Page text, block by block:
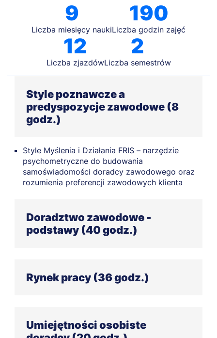
9
Liczba miesięcy nauki
190
Liczba godzin zajęć
12
Liczba zjazdów
2
Liczba semestrów
Style poznawcze a
predyspozycje zawodowe (8
godz.)
Style Myślenia i Działania FRIS – narzędzie
psychometryczne do budowania
samoświadomości doradcy zawodowego oraz
rozumienia preferencji zawodowych klienta
Doradztwo zawodowe -
podstawy (40 godz.)
człowieka
Wybrane zagadnienia z etyki doradztwa
Elementy prawa pracy, prawa oświatowego i
Rynek pracy (36 godz.)
Lean, job crafting i inne
Rynek pracy w Polsce i Unii Europejskiej
Umiejętności osobiste